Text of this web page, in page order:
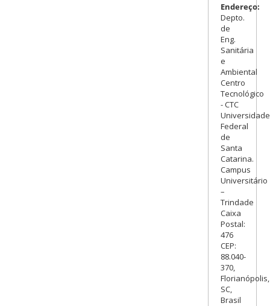
Endereço:
Depto.
de
Eng.
Sanitária
e
Ambiental
Centro
Tecnológico
- CTC
Universidade
Federal
de
Santa
Catarina.
Campus
Universitário
–
Trindade
Caixa
Postal:
476
CEP:
88.040-
370,
Florianópolis,
SC,
Brasil